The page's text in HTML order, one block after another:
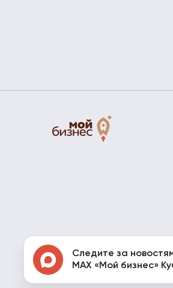
Следите за
MAX «Мой бизнес»